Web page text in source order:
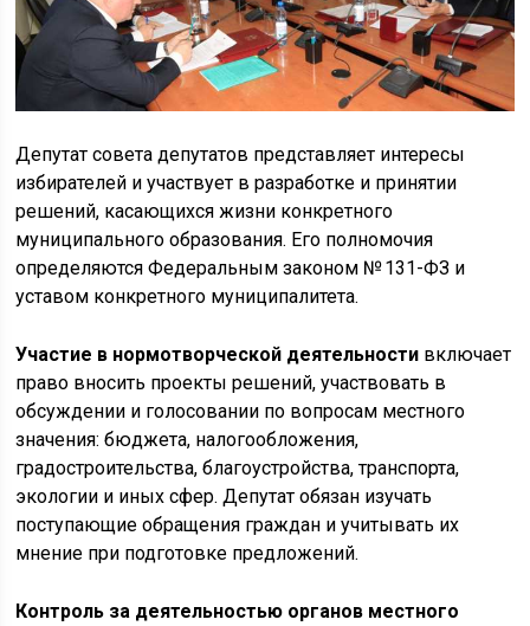
Депутат совета депутатов представляет интересы
избирателей и участвует в разработке и принятии
решений, касающихся жизни конкретного
муниципального образования. Его полномочия
определяются Федеральным законом № 131-ФЗ и
уставом конкретного муниципалитета.
Участие в нормотворческой деятельности включает
право вносить проекты решений, участвовать в
обсуждении и голосовании по вопросам местного
значения: бюджета, налогообложения,
градостроительства, благоустройства, транспорта,
экологии и иных сфер. Депутат обязан изучать
поступающие обращения граждан и учитывать их
мнение при подготовке предложений.
Контроль за деятельностью органов местного